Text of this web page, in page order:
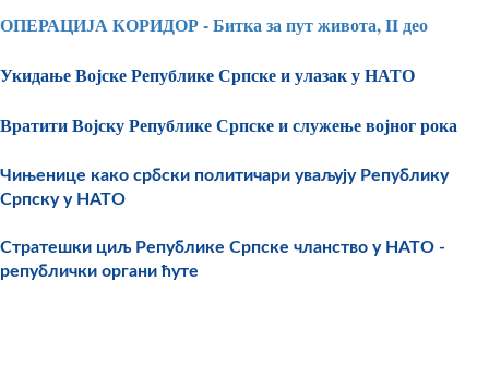
ОПЕРАЦИЈА КОРИДОР - Битка за пут живота, II део
Укидање Војске Републике Српске и улазак у НАТО
Вратити Војску Републике Српске и служење војног рока
Чињенице како србски политичари уваљују Републику
Српску у НАТО
Стратешки циљ Републике Српске чланство у НАТО -
републички органи ћуте